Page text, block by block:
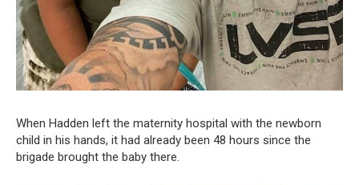
When Hadden left the maternity hospital with the newborn
child in his hands, it had already been 48 hours since the
brigade brought the baby there.